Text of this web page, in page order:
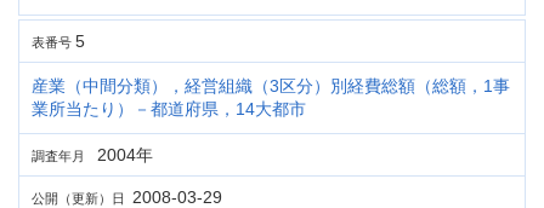
表番号 5
産業（中間分類），経営組織（3区分）別経費総額（総額，1事
業所当たり）－都道府県，14大都市
調査年月 2004年
公開（更新）日 2008-03-29